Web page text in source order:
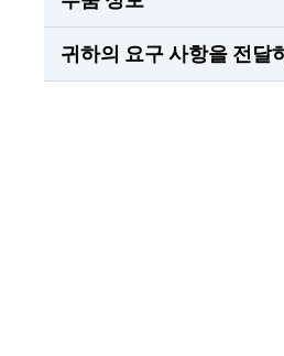
귀하의 요구 사항을 전달